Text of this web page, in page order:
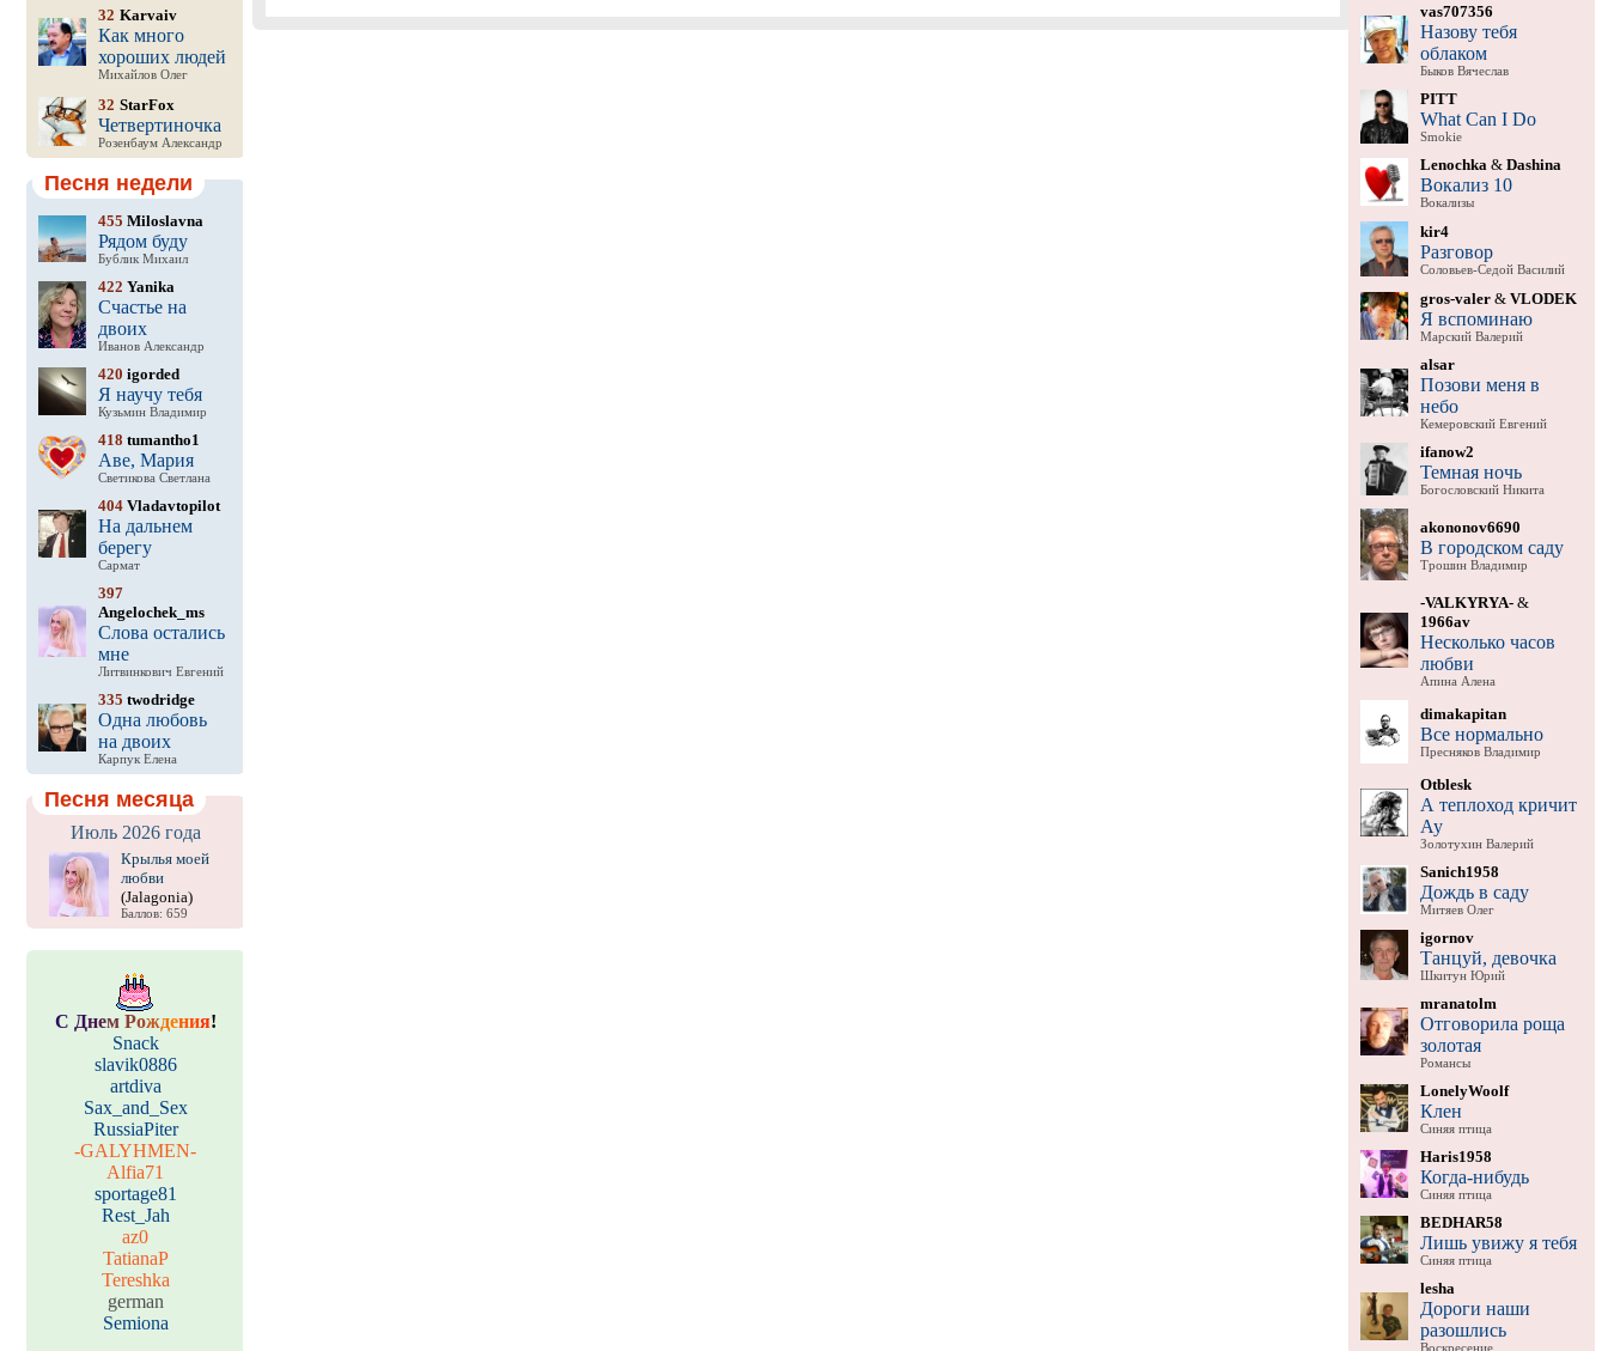
32 Karvaiv
Как много
хороших людей
Михайлов Олег
32 StarFox
Четвертиночка
Розенбаум Александр
Песня недели
455 Miloslavna
Рядом буду
Бублик Михаил
422 Yanika
Счастье на
двоих
Иванов Александр
420 igorded
Я научу тебя
Кузьмин Владимир
418 tumantho1
Аве, Мария
Светикова Светлана
404Vladavtopilot
На дальнем
берегу
Сармат
397
Angelochek_ms
Слова остались
мне
Литвинкович Евгений
335 twodridge
Одна любовь
на двоих
Карпук Елена
Песня месяца
Июль 2026 года
Крылья моей
любви
(Jalagonia)
Баллов: 659
С Днем Рождения!
Snack
slavik0886
artdiva
Sax_and_Sex
RussiaPiter
-GALYHMEN-
Alfia71
sportage81
Rest_Jah
az0
TatianaP
Tereshka
german
Semiona
vas707356
Назову тебя
облаком
Быков Вячеслав
PITT
What Can I Do
Smokie
Lenochka & Dashina
Вокализ 10
Вокализы
kir4
Разговор
Соловьев-Седой Василий
gros-valer& VLODEK
Я вспоминаю
Марский Валерий
alsar
Позови меня в
небо
Кемеровский Евгений
ifanow2
Темная ночь
Богословский Никита
akononov6690
В городском саду
Трошин Владимир
-VALKYRYA-&
1966av
Несколько часов
любви
Апина Алена
dimakapitan
Все нормально
Пресняков Владимир
Otblesk
А теплоход кричит
Ау
Золотухин Валерий
Sanich1958
Дождь в саду
Митяев Олег
igornov
Танцуй, девочка
Шкитун Юрий
mranatolm
Отговорила роща
золотая
Романсы
LonelyWoolf
Клен
Синяя птица
Haris1958
Когда-нибудь
Синяя птица
BEDHAR58
Лишь увижу я тебя
Синяя птица
lesha
Дороги наши
разошлись
Воскресение